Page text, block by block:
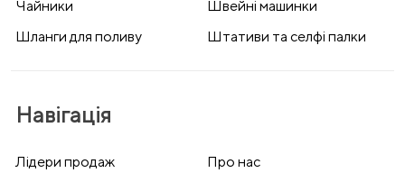
Чайники
Швейні машинки
Шланги для поливу
Штативи та селфі палки
Навігація
Лідери продаж
Про нас